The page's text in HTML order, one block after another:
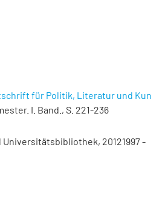
für Politik, Literatur und Kun
I. Band., S. 221-236
20121997 -